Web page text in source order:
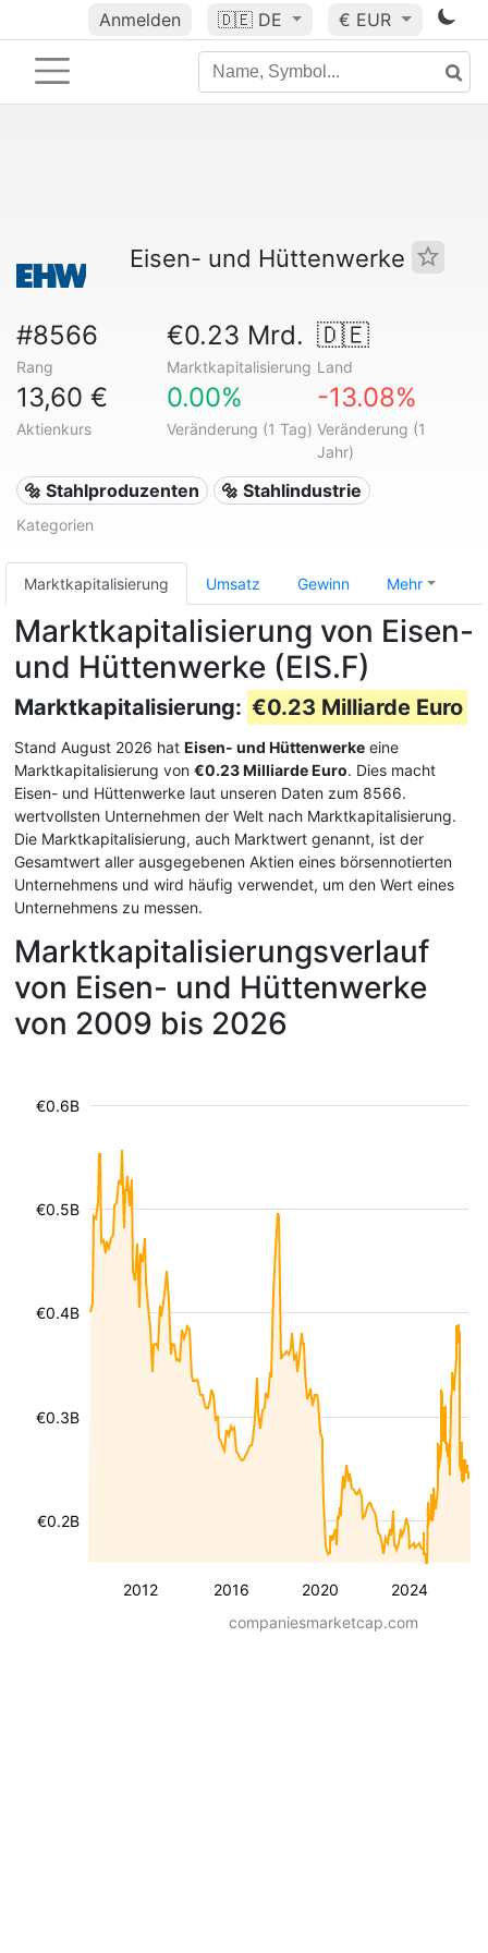
Anmelden 🇩🇪 DE € EUR
Eisen- und Hüttenwerke
#8566
Rang
€0.23 Mrd.
Marktkapitalisierung
🇩🇪
Land
13,60 €
Aktienkurs
0.00%
Veränderung (1 Tag)
-13.08%
Veränderung (1
Jahr)
🔩 Stahlproduzenten 🔩 Stahlindustrie
Kategorien
Marktkapitalisierung Umsatz Gewinn Mehr
Marktkapitalisierung von Eisen-
und Hüttenwerke (EIS.F)
Marktkapitalisierung: €0.23 Milliarde Euro
Stand August 2026 hat Eisen- und Hüttenwerke eine
Marktkapitalisierung von €0.23 Milliarde Euro. Dies macht
Eisen- und Hüttenwerke laut unseren Daten zum 8566.
wertvollsten Unternehmen der Welt nach Marktkapitalisierung.
Die Marktkapitalisierung, auch Marktwert genannt, ist der
Gesamtwert aller ausgegebenen Aktien eines börsennotierten
Unternehmens und wird häufig verwendet, um den Wert eines
Unternehmens zu messen.
Marktkapitalisierungsverlauf
von Eisen- und Hüttenwerke
von 2009 bis 2026
2012 2016 2020 2024
€0.2B
€0.3B
€0.4B
€0.5B
€0.6B
companiesmarketcap.com